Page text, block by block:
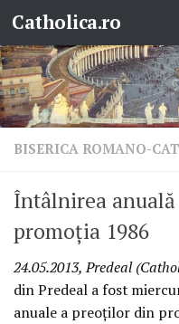
Skip to content
Catholica.ro
BISERICA ROMANO-
Întâlnirea
promoţia 1986
24.05.2013, Predeal
din Predeal a fost
anuale a preoţilor din